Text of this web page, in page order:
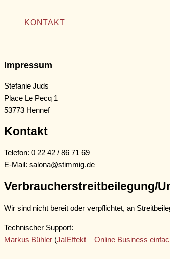
KONTAKT
Impressum
Stefanie Juds
Place Le Pecq 1
53773 Hennef
Kontakt
Telefon: 0 22 42 / 86 71 69
E-Mail: salona@stimmig.de
Verbraucher­streit­beilegung/
Wir sind nicht bereit oder verpflichtet, an
Technischer Support:
Markus Bühler (Ja!Effekt – Online Business